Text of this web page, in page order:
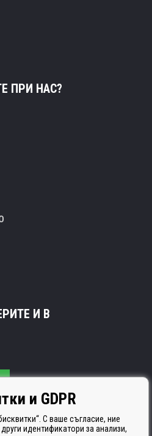
ПРИ НАС?
И В
и GDPR
С ваше съгласие, ние
идентификатори за анализи,